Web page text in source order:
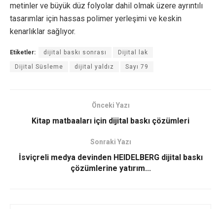
metinler ve büyük düz folyolar dahil olmak üzere ayrıntılı
tasarımlar için hassas polimer yerleşimi ve keskin
kenarlıklar sağlıyor.
Etiketler: dijital baskı sonrası Dijital lak
Dijital Süsleme dijital yaldız Sayı 79
Önceki Yazı
Kitap matbaaları için dijital baskı çözümleri
Sonraki Yazı
İsviçreli medya devinden HEIDELBERG dijital baskı
çözümlerine yatırım...